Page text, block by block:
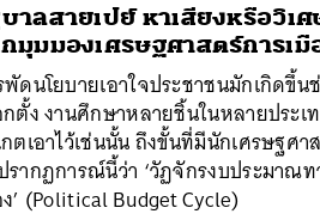
าลสายเปย์ หาเสียงหรือวิเ
มุมมองเศรษฐศาสตร์การเมื
ดนโยบายเอาใจประชาชนมักเกิดขึ้น
กตั้ง งานศึกษาหลายชิ้นในหลายประเ
ตเอาไว้เช่นนั้น ถึงขั้นที่มีนักเศรษฐศา
ากฏการณ์นี้ว่า ‘วัฏจักรงบประมาณท
’ (Political Budget Cycle)